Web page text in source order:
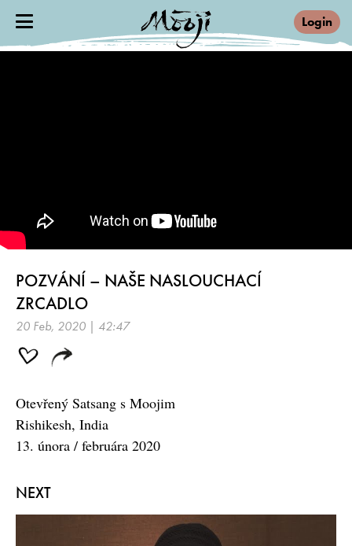
Login
NEXT
POZVÁNÍ – NAŠE NASLOUCHACÍ
ZRCADLO
20 Feb, 2020 | 42:47
Otevřený Satsang s Moojim
Rishikesh, India
13. února / februára 2020